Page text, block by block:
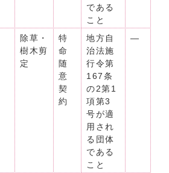
である
こと
除草・
樹木剪
定
特
命
随
意
契
約
地方自
治法施
行令第
167条
の2第1
項第3
号が適
用され
る団体
である
こと
―